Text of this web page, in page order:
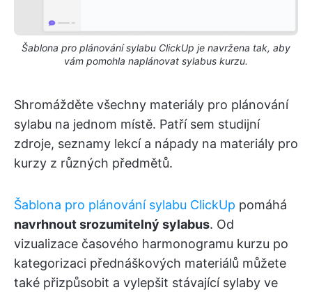
Šablona pro plánování sylabu ClickUp je navržena tak, aby
vám pomohla naplánovat sylabus kurzu.
Shromážděte všechny materiály pro plánování
sylabu na jednom místě. Patří sem studijní
zdroje, seznamy lekcí a nápady na materiály pro
kurzy z různých předmětů.
Šablona pro plánování sylabu ClickUp pomáhá
navrhnout srozumitelný sylabus. Od
vizualizace časového harmonogramu kurzu po
kategorizaci přednáškových materiálů můžete
také přizpůsobit a vylepšit stávající sylaby ve